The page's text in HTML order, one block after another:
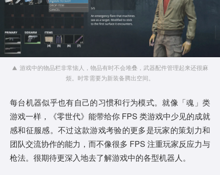
游戏中的物品栏非常恼人，物品有时不会堆叠，武器配件管理起来还很麻
烦。时常需要为新装备腾出空间。
每台机器似乎也有自己的习惯和行为模式。就像「魂」类
游戏一样，《零世代》能带给你 FPS 类游戏中少见的成就
感和征服感。不过这款游戏考验的更多是玩家的策划力和
团队交流协作的能力，而不像很多 FPS 注重玩家反应力与
枪法。很期待更深入地去了解游戏中的各型机器人。